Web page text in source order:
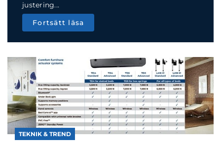
justering...
Fortsätt läsa
TEKNIK & TREND